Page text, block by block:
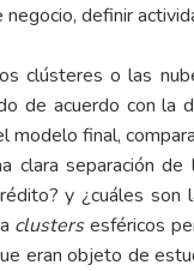
definir
clústeres o las
de acuerdo con la
modelo final,
clara separación
y ¿cuáles
clustersesféricos
eran objeto de